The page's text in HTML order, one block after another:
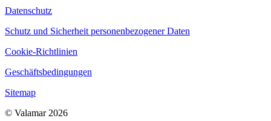
Datenschutz
Schutz und Sicherheit personenbezogener Daten
Cookie-Richtlinien
Geschäftsbedingungen
Sitemap
© Valamar 2026